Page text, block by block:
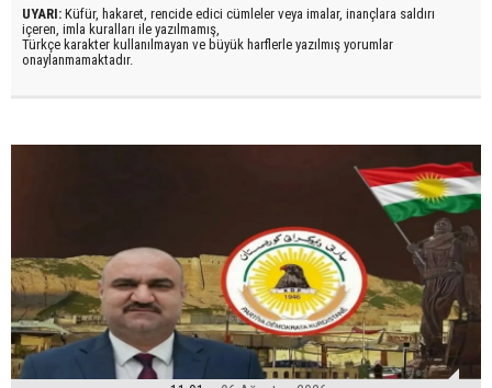
UYARI: Küfür, hakaret, rencide edici cümleler veya imalar, inançlara saldırı
içeren, imla kuralları ile yazılmamış,
Türkçe karakter kullanılmayan ve büyük harflerle yazılmış yorumlar
onaylanmamaktadır.